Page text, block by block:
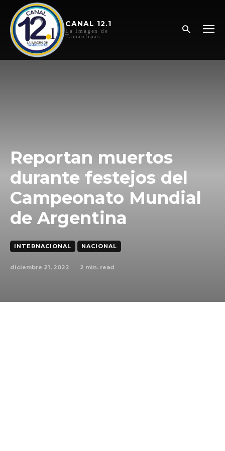
CANAL 12.1
La Imagen de
Tamaulipas
Reportan muertos
durante festejos del
Campeonato Mundial
de Argentina
INTERNACIONAL NACIONAL
diciembre 21, 2022 2 min. read